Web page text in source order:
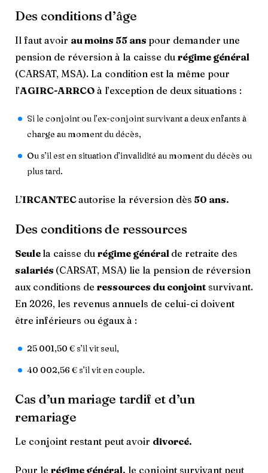
Des conditions d’âge
Il faut avoir au moins 55 ans pour demander une
pension de réversion à la caisse du régime général
(CARSAT, MSA). La condition est la même pour
l’AGIRC-ARRCO à l’exception de deux situations :
Si le conjoint ou l’ex-conjoint survivant a deux enfants à
charge au moment du décès,
Ou s’il est en situation d’invalidité au moment du décès ou
plus tard.
L’IRCANTECautorise la réversion dès 50 ans.
Des conditions de ressources
Seule la caisse du régime général de retraite des
salariés (CARSAT, MSA) lie la pension de réversion
aux conditions de ressources du conjoint survivant.
En 2026, les revenus annuels de celui-ci doivent
être inférieurs ou égaux à :
25 001,50 € s’il vit seul,
40 002,56 € s’il vit en couple.
Cas d’un mariage tardif et d’un
remariage
Le conjoint restant peut avoir divorcé.
Pour le régime général, le conjoint survivant peut